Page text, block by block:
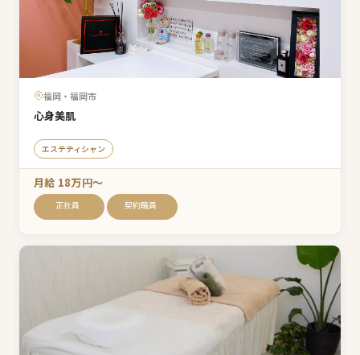
福岡・福岡市
心身美肌
エステティシャン
月給 18万円〜
正社員 契約職員